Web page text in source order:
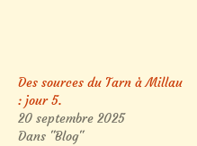
Des sources du Tarn à Millau
: jour 5.
20 septembre 2025
Dans "Blog"